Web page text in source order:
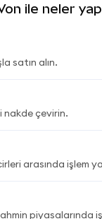
ile neler
satın alın.
nakde çevirin.
arasında işlem
piyasalarında